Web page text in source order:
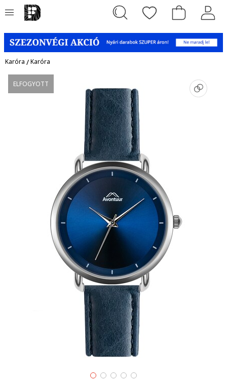
Karóra /Karóra
ELFOGYOTT